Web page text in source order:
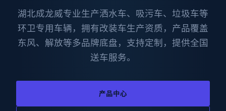
湖北成龙威专业生产洒水车、吸污车、垃圾车等
环卫专用车辆，拥有改装车生产资质，产品覆盖
东风、解放等多品牌底盘，支持定制，提供全国
送车服务。
产品中心